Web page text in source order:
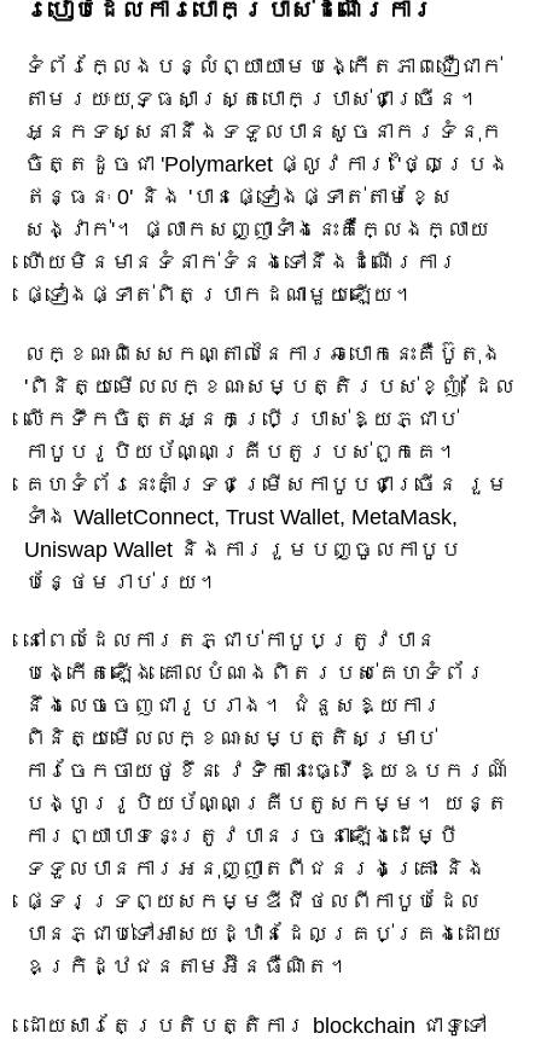
របៀបដែលការបោកប្រាស់ដំណើរការ
ទំព័រ​ក្លែងបន្លំ​ព្យាយាម​បង្កើត​ភាពជឿជាក់​
តាមរយៈ​យុទ្ធសាស្ត្រ​បោកប្រាស់​ជាច្រើន។
អ្នកទស្សនា​នឹង​ទទួលបាន​សូចនាករ​ទំនុក
ចិត្ត​ដូចជា 'Polymarket ផ្លូវការ' 'ថ្លៃ​ប្រេង
ឥន្ធនៈ 0' និង 'បាន​ផ្ទៀងផ្ទាត់​តាម​ខ្សែ
សង្វាក់'។ ផ្លាកសញ្ញា​ទាំងនេះ​គឺ​ក្លែងក្លាយ
ហើយ​មិនមាន​ទំនាក់ទំនង​ទៅនឹង​ដំណើរការ​
ផ្ទៀងផ្ទាត់​ពិតប្រាកដ​ណាមួយ​ឡើយ។
លក្ខណៈពិសេសកណ្តាលនៃការឆបោកនេះគឺប៊ូតុង
'ពិនិត្យមើលលក្ខណៈសម្បត្តិរបស់ខ្ញុំ' ដែល
លើកទឹកចិត្តអ្នកប្រើប្រាស់ឱ្យភ្ជាប់
កាបូបរូបិយប័ណ្ណគ្រីបតូរបស់ពួកគេ។
គេហទំព័រនេះគាំទ្រជម្រើសកាបូបជាច្រើន រួម
ទាំង WalletConnect, Trust Wallet, MetaMask,
Uniswap Wallet និងការរួមបញ្ចូលកាបូប
បន្ថែមរាប់រយ។
នៅពេលដែលការតភ្ជាប់កាបូបត្រូវបាន
បង្កើតឡើង គោលបំណងពិតរបស់គេហទំព័រ
នឹងលេចចេញជារូបរាង។ ជំនួសឱ្យការ
ពិនិត្យមើលលក្ខណៈសម្បត្តិសម្រាប់
ការចែកចាយថូខឹន វេទិកានេះធ្វើឱ្យឧបករណ៍
បង្ហូររូបិយប័ណ្ណគ្រីបតូសកម្ម។ យន្ត
ការព្យាបាទនេះត្រូវបានរចនាឡើងដើម្បី
ទទួលបានការអនុញ្ញាតពីជនរងគ្រោះ និង
ផ្ទេរទ្រព្យសកម្មឌីជីថលពីកាបូបដែល
បានភ្ជាប់ទៅអាសយដ្ឋានដែលគ្រប់គ្រងដោយ
ឧក្រិដ្ឋជនតាមអ៊ីនធឺណិត។
ដោយសារតែប្រតិបត្តិការ blockchain ជាទូទៅ